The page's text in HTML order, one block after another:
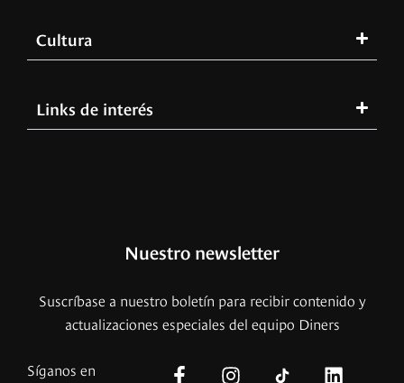
Cultura
Links de interés
Nuestro newsletter
Suscríbase a nuestro boletín para recibir contenido y
actualizaciones especiales del equipo Diners
Síganos en